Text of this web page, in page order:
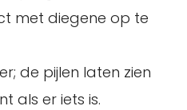
met diegene op te
de pijlen laten zien
als er iets is.